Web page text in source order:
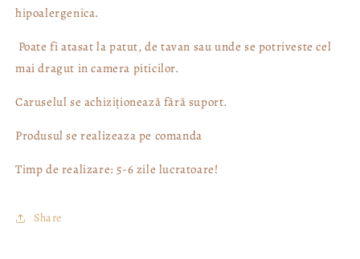
hipoalergenica.
Poate fi atasat la patut, de tavan sau unde se potriveste cel
mai dragut in camera piticilor.
Caruselul se achiziționează fără suport.
Produsul se realizeaza pe comanda
Timp de realizare: 5-6 zile lucratoare!
Share